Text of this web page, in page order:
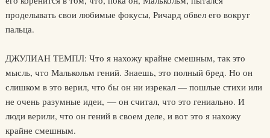
проделывать свои любимые фокусы, Ричард обвел его вокруг
пальца.
ДЖУЛИАН ТЕМПЛ: Что я нахожу крайне смешным, так это
мысль, что Малькольм гений. Знаешь, это полный бред. Но он
слишком в это верил, что бы он ни изрекал — пошлые стихи или
не очень разумные идеи, — он считал, что это гениально. И
люди верили, что он гений в своем деле, и вот это я нахожу
крайне смешным.